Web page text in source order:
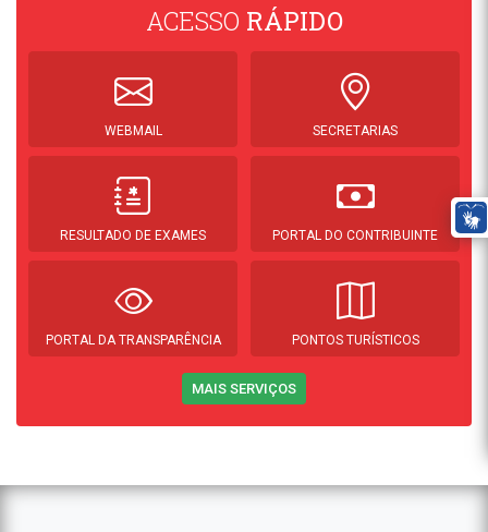
ACESSO RÁPIDO
WEBMAIL SECRETARIAS
RESULTADO DE EXAMES PORTAL DO CONTRIBUINTE
PORTAL DA TRANSPARÊNCIA PONTOS TURÍSTICOS
MAIS SERVIÇOS